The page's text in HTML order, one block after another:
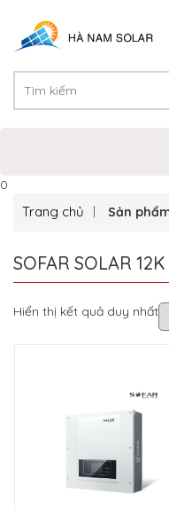
0
Trang chủ Sản
SOFAR SOLAR 12K
Hiển thị kết quả duy nhất